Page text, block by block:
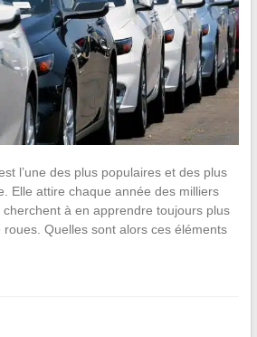
l’une des plus populaires et des plus
Elle attire chaque année des milliers
cherchent à en apprendre toujours plus
Quelles sont alors ces éléments